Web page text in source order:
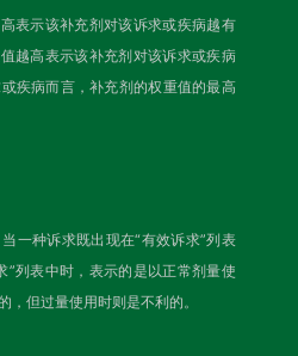
表示该补充剂对该诉求或疾病越有
越高表示该补充剂对该诉求或疾病
疾病而言，补充剂的权重值的最高
一种诉求既出现在“有效诉求”列表
”列表中时，表示的是以正常剂量使
，但过量使用时则是不利的。